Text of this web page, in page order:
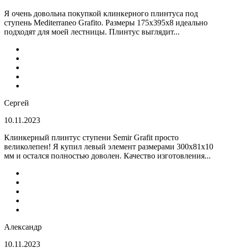
Я очень довольна покупкой клинкерного плинтуса под
ступень Mediterraneo Grafito. Размеры 175х395х8 идеально
подходят для моей лестницы. Плинтус выглядит...
Сергей
10.11.2023
Клинкерный плинтус ступени Semir Grafit просто
великолепен! Я купил левый элемент размерами 300х81х10
мм и остался полностью доволен. Качество изготовления...
Александр
10.11.2023